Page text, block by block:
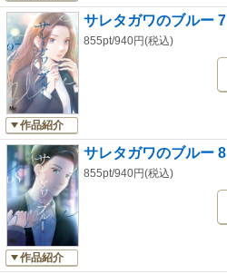
作品紹介
サレタガワのブルー 7
855pt/940円(税込)
作品紹介
サレタガワのブルー 8
855pt/940円(税込)